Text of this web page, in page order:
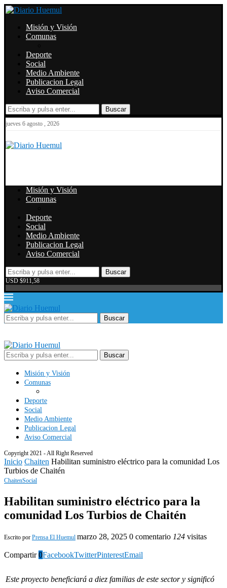
Misión y Visión
Comunas
Deporte
Social
Medio Ambiente
Publicacion Legal
Aviso Comercial
Buscar
jueves 6 agosto , 2026
Misión y Visión
Comunas
Deporte
Social
Medio Ambiente
Publicacion Legal
Aviso Comercial
Buscar
USD $911,58
Buscar
Buscar
Misión y Visión
Comunas
Deporte
Social
Medio Ambiente
Publicacion Legal
Aviso Comercial
Copyright 2021 - All Right Reserved
Inicio Chaiten Habilitan suministro eléctrico para la comunidad Los
Turbios de Chaitén
ChaitenSocial
Habilitan suministro eléctrico para la
comunidad Los Turbios de Chaitén
Escrito por Prensa El Huemul marzo 28, 2025 0 comentario 124 visitas
Compartir 0FacebookTwitterPinterestEmail
Este proyecto beneficiará a diez familias de este sector y significó